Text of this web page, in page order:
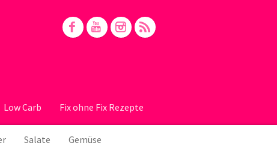
Low Carb Fix ohne Fix Rezepte
Salate Gemüse